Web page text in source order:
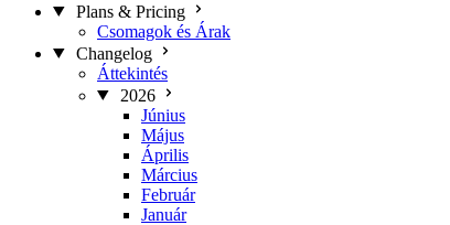
Plans & Pricing
Csomagok és Árak
Changelog
Áttekintés
2026
Június
Május
Április
Március
Február
Január